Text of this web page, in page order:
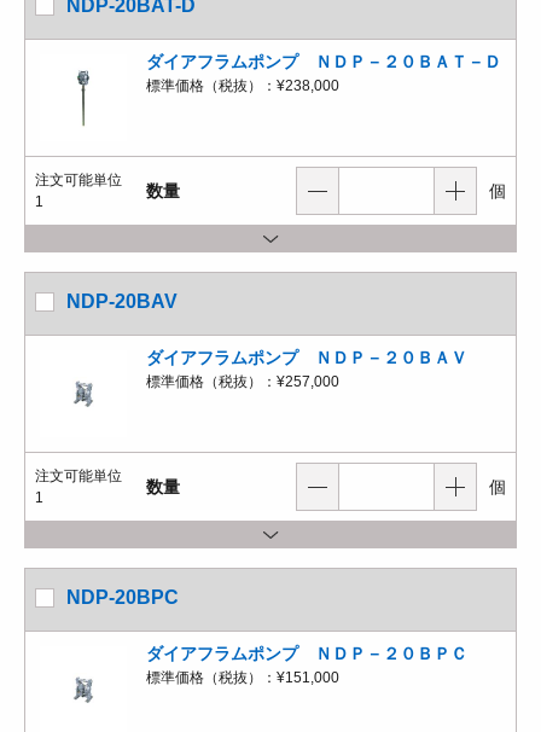
NDP-20BAT-D
ダイアフラムポンプ ＮＤＰ－２０ＢＡＴ－Ｄ
標準価格（税抜）： ¥238,000
注文可能単位
1
数量 個
NDP-20BAV
ダイアフラムポンプ ＮＤＰ－２０ＢＡＶ
標準価格（税抜）： ¥257,000
注文可能単位
1
数量 個
NDP-20BPC
ダイアフラムポンプ ＮＤＰ－２０ＢＰＣ
標準価格（税抜）： ¥151,000